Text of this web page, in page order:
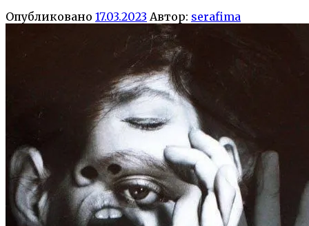
Опубликовано 17.03.2023 Автор: serafima